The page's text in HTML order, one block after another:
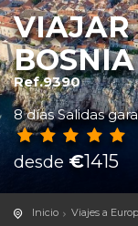
VIAJAR
Ref.9390
8 días Salidas
desde €1415
Inicio Viajes a